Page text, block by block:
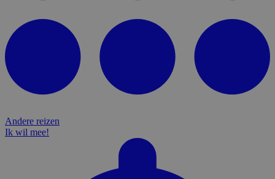
Andere reizen
Ik wil mee!